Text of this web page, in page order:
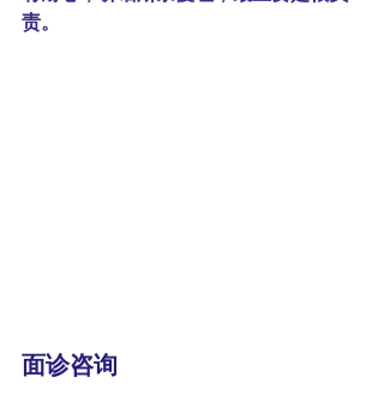
责。
面诊咨询